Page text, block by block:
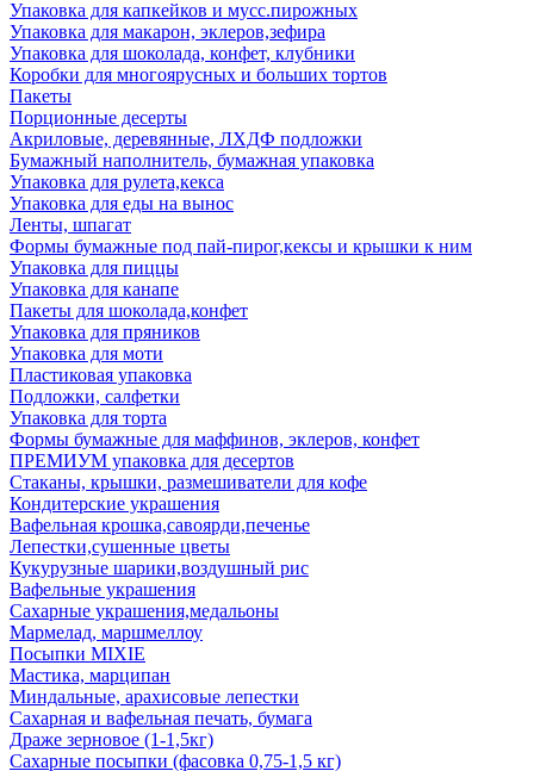
Упаковка для капкейков и мусс.пирожных
Упаковка для макарон, эклеров,зефира
Упаковка для шоколада, конфет, клубники
Коробки для многоярусных и больших тортов
Пакеты
Порционные десерты
Акриловые, деревянные, ЛХДФ подложки
Бумажный наполнитель, бумажная упаковка
Упаковка для рулета,кекса
Упаковка для еды на вынос
Ленты, шпагат
Формы бумажные под пай-пирог,кексы и крышки к ним
Упаковка для пиццы
Упаковка для канапе
Пакеты для шоколада,конфет
Упаковка для пряников
Упаковка для моти
Пластиковая упаковка
Подложки, салфетки
Упаковка для торта
Формы бумажные для маффинов, эклеров, конфет
ПРЕМИУМ упаковка для десертов
Стаканы, крышки, размешиватели для кофе
Кондитерские украшения
Вафельная крошка,савоярди,печенье
Лепестки,сушенные цветы
Кукурузные шарики,воздушный рис
Вафельные украшения
Сахарные украшения,медальоны
Мармелад, маршмеллоу
Посыпки MIXIE
Мастика, марципан
Миндальные, арахисовые лепестки
Сахарная и вафельная печать, бумага
Драже зерновое (1-1,5кг)
Сахарные посыпки (фасовка 0,75-1,5 кг)